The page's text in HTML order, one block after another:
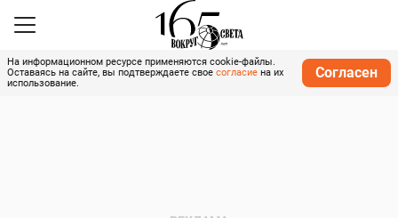
На информационном ресурсе применяются cookie-файлы.
Оставаясь на сайте, вы подтверждаете свое согласие на их
использование.
Согласен